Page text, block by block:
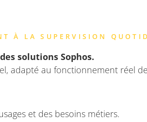
À LA SUPERVISION
solutions Sophos.
adapté au fonctionnement réel
et des besoins métiers.